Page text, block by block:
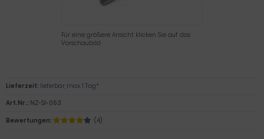
Für eine größere Ansicht klicken Sie auf das
Vorschaubild
Lieferzeit: lieferbar, max. 1 Tag*
Art.Nr.: NZ-SI-063
Bewertungen:
(4)